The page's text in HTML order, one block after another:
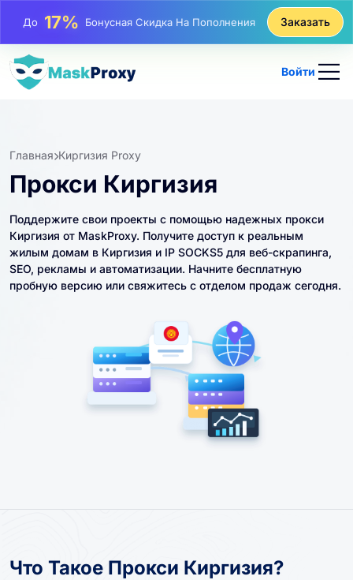
До25%Скидка На Статические Покупки IP
До81%
Заказать
Войти
Главная Киргизия Proxy
Прокси Киргизия
Поддержите свои проекты с помощью надежных прокси
Киргизия от MaskProxy. Получите доступ к реальным
жилым домам в Киргизия и IP SOCKS5 для веб-скрапинга,
SEO, рекламы и автоматизации. Начните бесплатную
пробную версию или свяжитесь с отделом продаж сегодня.
Что Такое Прокси Киргизия?